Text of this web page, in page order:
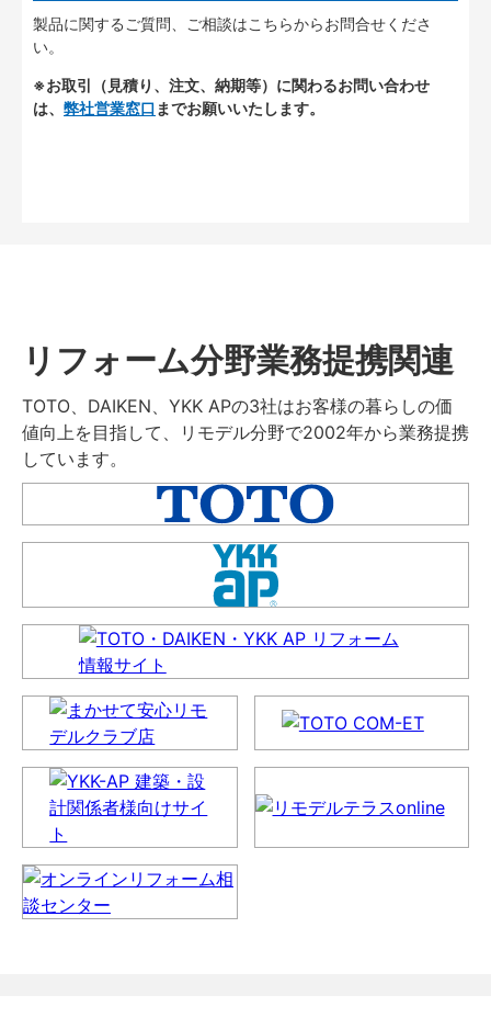
製品に関するご質問、ご相談はこちらからお問合せくださ
い。
※お取引（見積り、注文、納期等）に関わるお問い合わせ
は、 弊社営業窓口 までお願いいたします。
リフォーム分野業務提携関連
TOTO、DAIKEN、YKK APの3社はお客様の暮らしの価
値向上を目指して、リモデル分野で2002年から業務提携
しています。